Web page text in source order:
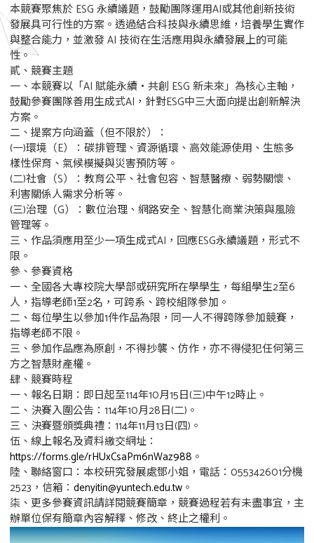
本競賽聚焦於 ESG 永續議題，鼓勵團隊運用AI或其他創新技術
發展具可行性的方案。透過結合科技與永續思維，培養學生實作
與整合能力，並激發 AI 技術在生活應用與永續發展上的可能
性。
貳、競賽主題
一、本競賽以「AI 賦能永續・共創 ESG 新未來」為核心主軸，
鼓勵參賽團隊善用生成式AI，針對ESG中三大面向提出創新解決
方案。
二、提案方向涵蓋（但不限於）：
(一)環境（E）：碳排管理、資源循環、高效能源使用、生態多
樣性保育、氣候模擬與災害預防等。
(二)社會（S）：教育公平、社會包容、智慧醫療、弱勢關懷、
利害關係人需求分析等。
(三)治理（G）：數位治理、網路安全、智慧化商業決策與風險
管理等。
三、作品須應用至少一項生成式AI，回應ESG永續議題，形式不
限。
參、參賽資格
一、全國各大專校院大學部或研究所在學學生，每組學生2至6
人，指導老師1至2名，可跨系、跨校組隊參加。
二、每位學生以參加1件作品為限，同一人不得跨隊參加競賽，
指導老師不限。
三、參加作品應為原創，不得抄襲、仿作，亦不得侵犯任何第三
方之智慧財產權。
肆、競賽時程
一、報名日期：即日起至114年10月15日(三)中午12時止。
二、決賽入圍公告：114年10月28日(二)。
三、決賽暨頒獎典禮：114年11月13日(四)。
伍、線上報名及資料繳交網址：
https://forms.gle/rHUxCsaPm6nWaz988 。
陸、聯絡窗口：本校研究發展處鄧小姐，電話：055342601分機
2523，信箱： denyitin@yuntech.edu.tw 。
柒、更多參賽資訊請詳閱競賽簡章，競賽過程若有未盡事宜，主
辦單位保有簡章內容解釋、修改、終止之權利。